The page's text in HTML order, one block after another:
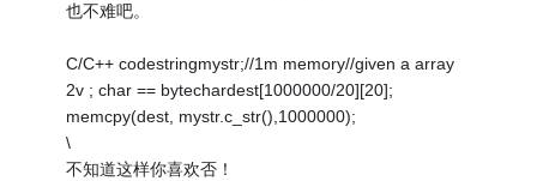
也不难吧。
C/C++ codestringmystr;//1m memory//given a array
2v ; char == bytechardest[1000000/20][20];
memcpy(dest, mystr.c_str(),1000000);
\
不知道这样你喜欢否！